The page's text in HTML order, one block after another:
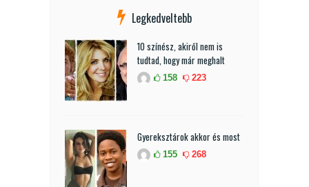
Legkedveltebb
10 színész, akiről nem is
tudtad, hogy már meghalt
158 223
Gyereksztárok akkor és most
155 268